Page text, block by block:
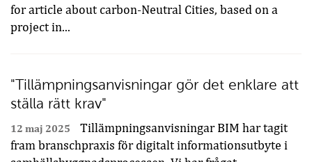
for article about carbon-Neutral Cities, based on a
project in...
"Tillämpningsanvisningar gör det enklare att
ställa rätt krav"
12 maj 2025
Tillämpningsanvisningar BIM har tagit
fram branschpraxis för digitalt informationsutbyte i